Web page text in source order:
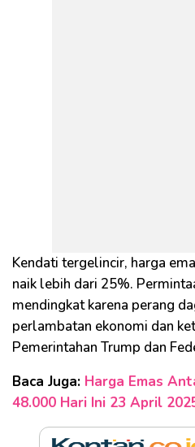
Kendati tergelincir, harga
naik lebih dari 25%.
mendingkat karena perang
perlambatan ekonomi dan
Pemerintahan Trump dan
Baca Juga: Harga Emas
48.000 Hari Ini 23 April